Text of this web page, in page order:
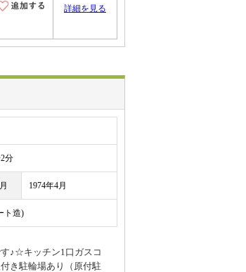
詳細を見る
分
1974年4月
ト造)
♪☆キッチン1口ガスコ
駐輪場あり（原付駐